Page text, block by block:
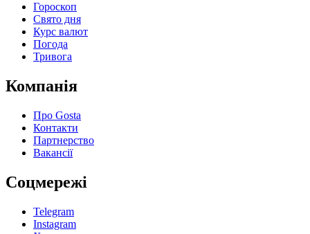
Гороскоп
Свято дня
Курс валют
Погода
Тривога
Компанія
Про Gosta
Контакти
Партнерство
Вакансії
Соцмережі
Telegram
Instagram